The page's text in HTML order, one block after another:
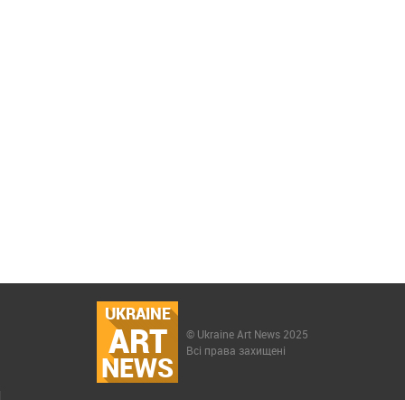
UKRAINE
ART
NEWS
© Ukraine Art News 2025
Всі права захищені